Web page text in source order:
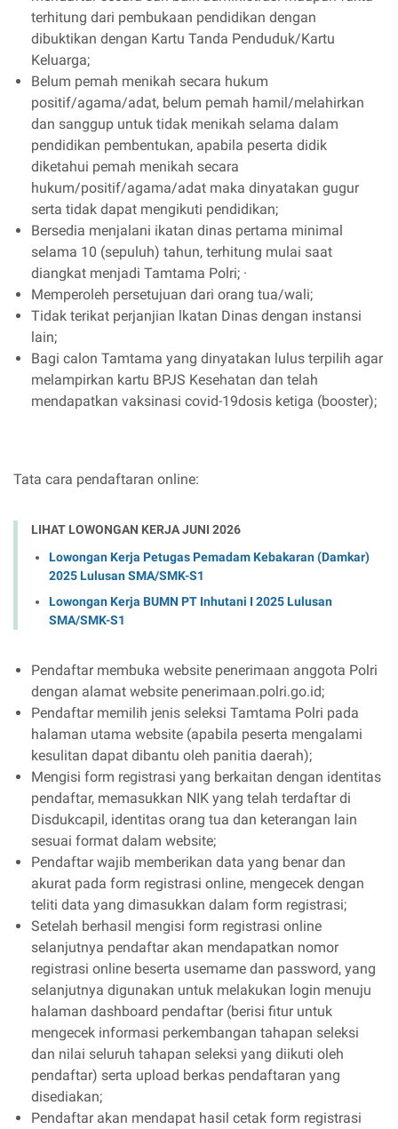
terhitung dari pembukaan pendidikan dengan
dibuktikan dengan Kartu Tanda Penduduk/Kartu
Keluarga;
Belum pemah menikah secara hukum
positif/agama/adat, belum pemah hamil/melahirkan
dan sanggup untuk tidak menikah selama dalam
pendidikan pembentukan, apabila peserta didik
diketahui pemah menikah secara
hukum/positif/agama/adat maka dinyatakan gugur
serta tidak dapat mengikuti pendidikan;
Bersedia menjalani ikatan dinas pertama minimal
selama 10 (sepuluh) tahun, terhitung mulai saat
diangkat menjadi Tamtama Polri; ·
Memperoleh persetujuan dari orang tua/wali;
Tidak terikat perjanjian lkatan Dinas dengan instansi
lain;
Bagi calon Tamtama yang dinyatakan lulus terpilih agar
melampirkan kartu BPJS Kesehatan dan telah
mendapatkan vaksinasi covid-19dosis ketiga (booster);
Tata cara pendaftaran online:
LIHAT LOWONGAN KERJA JUNI 2026
Lowongan Kerja Petugas Pemadam Kebakaran (Damkar)
2025 Lulusan SMA/SMK-S1
Lowongan Kerja BUMN PT Inhutani I 2025 Lulusan
SMA/SMK-S1
Pendaftar membuka website penerimaan anggota Polri
dengan alamat website penerimaan.polri.go.id;
Pendaftar memilih jenis seleksi Tamtama Polri pada
halaman utama website (apabila peserta mengalami
kesulitan dapat dibantu oleh panitia daerah);
Mengisi form registrasi yang berkaitan dengan identitas
pendaftar, memasukkan NIK yang telah terdaftar di
Disdukcapil, identitas orang tua dan keterangan lain
sesuai format dalam website;
Pendaftar wajib memberikan data yang benar dan
akurat pada form registrasi online, mengecek dengan
teliti data yang dimasukkan dalam form registrasi;
Setelah berhasil mengisi form registrasi online
selanjutnya pendaftar akan mendapatkan nomor
registrasi online beserta usemame dan password, yang
selanjutnya digunakan untuk melakukan login menuju
halaman dashboard pendaftar (berisi fitur untuk
mengecek informasi perkembangan tahapan seleksi
dan nilai seluruh tahapan seleksi yang diikuti oleh
pendaftar) serta upload berkas pendaftaran yang
disediakan;
Pendaftar akan mendapat hasil cetak form registrasi